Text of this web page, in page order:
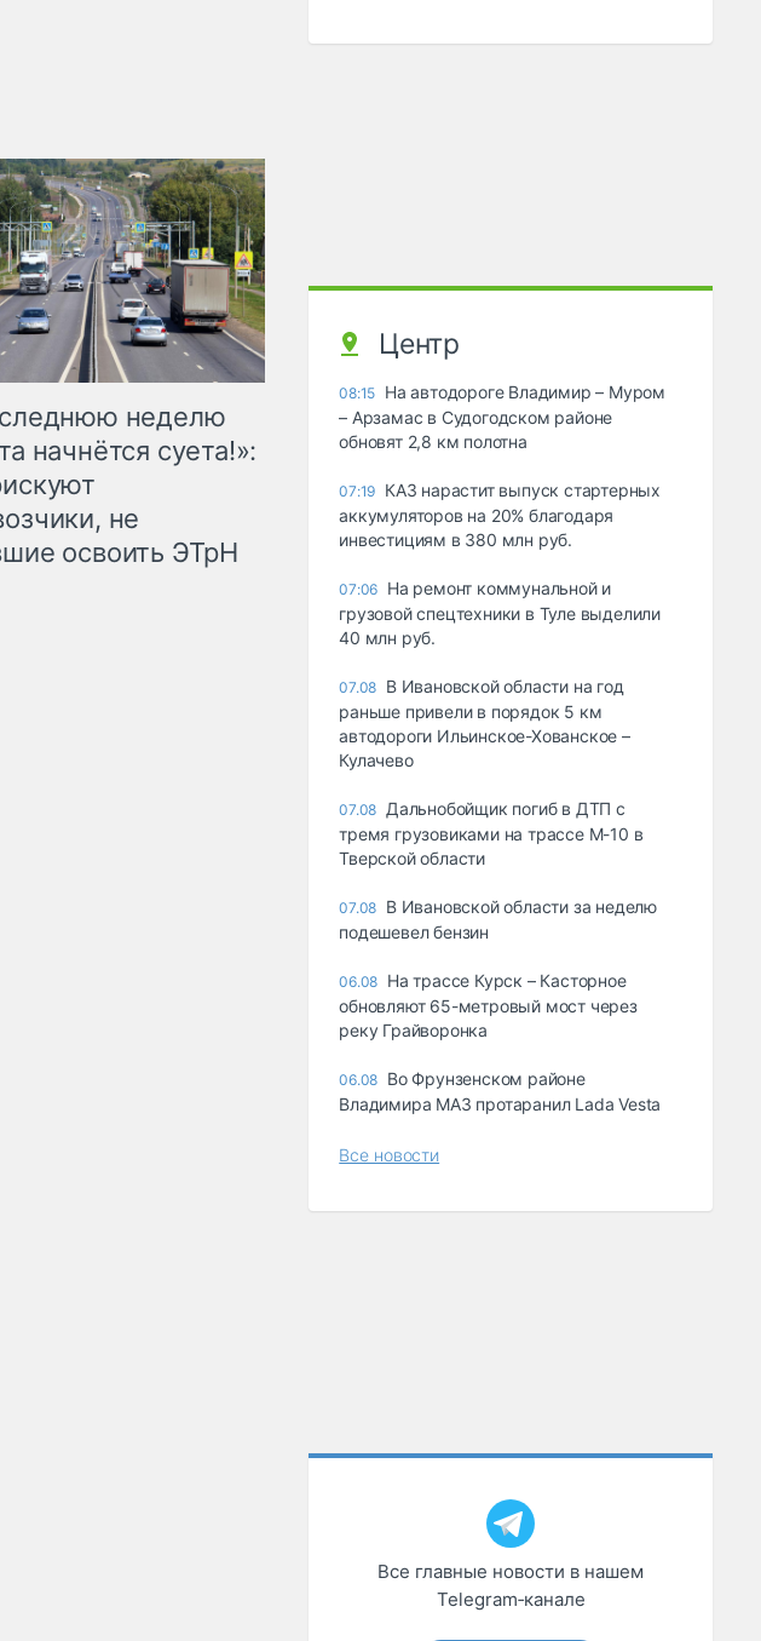
неделю
начнётся суета!»:
не
освоить ЭТрН
Центр
08:15 На автодороге Владимир – Муром
– Арзамас в Судогодском районе
обновят 2,8 км полотна
07:19 КАЗ нарастит выпуск стартерных
аккумуляторов на 20% благодаря
инвестициям в 380 млн руб.
07:06 На ремонт коммунальной и
грузовой спецтехники в Туле выделили
40 млн руб.
07.08 В Ивановской области на год
раньше привели в порядок 5 км
автодороги Ильинское-Хованское –
Кулачево
07.08 Дальнобойщик погиб в ДТП с
тремя грузовиками на трассе М-10 в
Тверской области
07.08 В Ивановской области за неделю
подешевел бензин
06.08 На трассе Курск – Касторное
обновляют 65-метровый мост через
реку Грайворонка
06.08 Во Фрунзенском районе
Владимира МАЗ протаранил Lada Vesta
Все новости
Все главные новости в нашем
Telegram‑канале